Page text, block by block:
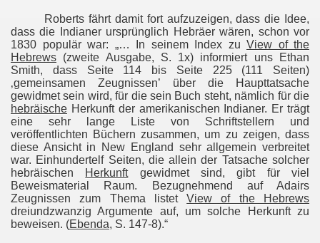
Roberts fährt damit fort aufzuzeigen, dass die Idee,
dass die Indianer ursprünglich Hebräer wären, schon vor
1830 populär war: „… In seinem Index zu View of the
Hebrews (zweite Ausgabe, S. 1x) informiert uns Ethan
Smith, dass Seite 114 bis Seite 225 (111 Seiten)
‚gemeinsamen Zeugnissen’ über die Haupttatsache
gewidmet sein wird, für die sein Buch steht, nämlich für die
hebräische Herkunft der amerikanischen Indianer. Er trägt
eine sehr lange Liste von Schriftstellern und
veröffentlichten Büchern zusammen, um zu zeigen, dass
diese Ansicht in New England sehr allgemein verbreitet
war. Einhundertelf Seiten, die allein der Tatsache solcher
hebräischen Herkunftgewidmet sind, gibt für viel
Beweismaterial Raum. Bezugnehmend auf Adairs
Zeugnissen zum Thema listetView of the Hebrews
dreiundzwanzig Argumente auf, um solche Herkunft zu
beweisen. (Ebenda, S. 147-8).“